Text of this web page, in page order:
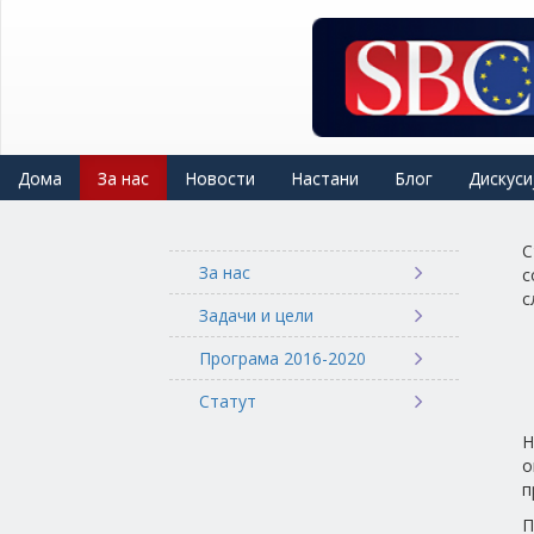
Дома За нас Новости Настани Блог
За нас
Задачи и цели
Програма 2016-2020
Статут